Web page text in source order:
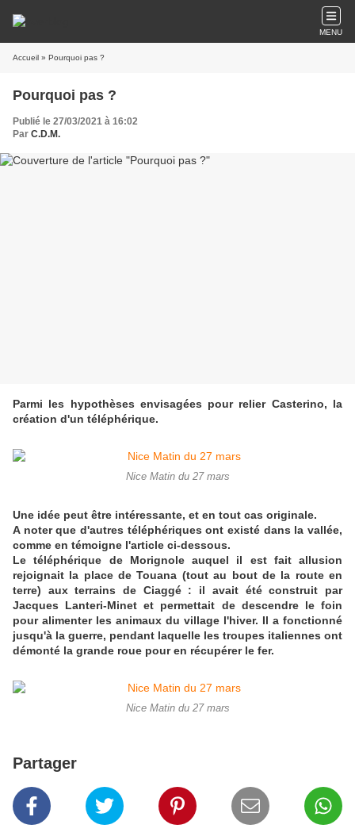
MENU
Accueil » Pourquoi pas ?
Pourquoi pas ?
Publié le 27/03/2021 à 16:02
Par C.D.M.
Parmi les hypothèses envisagées pour relier Casterino, la
création d'un téléphérique.
Nice Matin du 27 mars
Une idée peut être intéressante, et en tout cas originale.
A noter que d'autres téléphériques ont existé dans la vallée,
comme en témoigne l'article ci-dessous.
Le téléphérique de Morignole auquel il est fait allusion
rejoignait la place de Touana (tout au bout de la route en
terre) aux terrains de Ciaggé : il avait été construit par
Jacques Lanteri-Minet et permettait de descendre le foin
pour alimenter les animaux du village l'hiver. Il a fonctionné
jusqu'à la guerre, pendant laquelle les troupes italiennes ont
démonté la grande roue pour en récupérer le fer.
Nice Matin du 27 mars
Partager